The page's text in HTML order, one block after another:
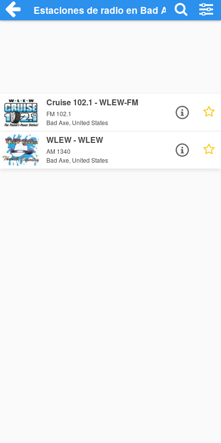
Estaciones de radio en Bad Axe -
Cruise 102.1 - WLEW-FM
FM 102.1
Bad Axe, United States
WLEW - WLEW
AM 1340
Bad Axe, United States